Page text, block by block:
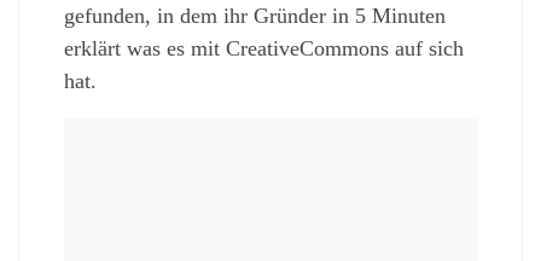
gefunden, in dem ihr Gründer in 5 Minuten
erklärt was es mit CreativeCommons auf sich
hat.